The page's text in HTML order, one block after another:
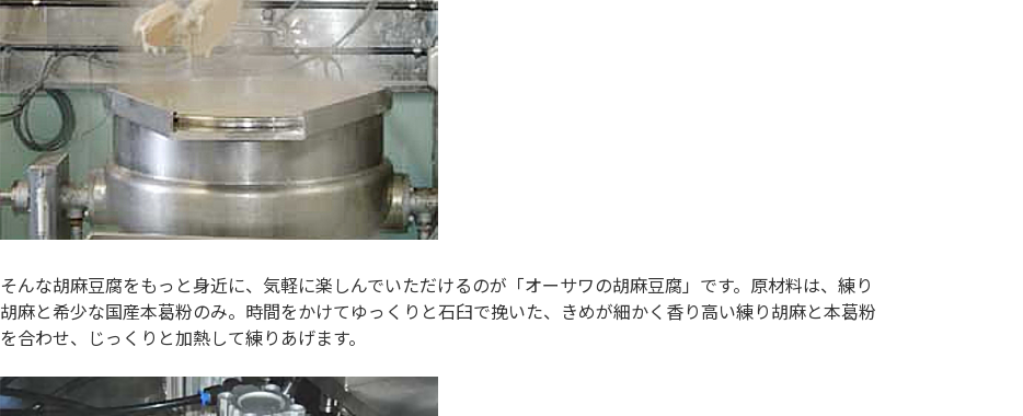
そんな胡麻豆腐をもっと身近に、気軽に楽しんでいただけるのが「オーサワの胡麻豆腐」です。原材料は、練り
胡麻と希少な国産本葛粉のみ。時間をかけてゆっくりと石臼で挽いた、きめが細かく香り高い練り胡麻と本葛粉
を合わせ、じっくりと加熱して練りあげます。